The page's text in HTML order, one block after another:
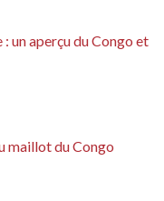
un aperçu du Congo et
maillot du Congo